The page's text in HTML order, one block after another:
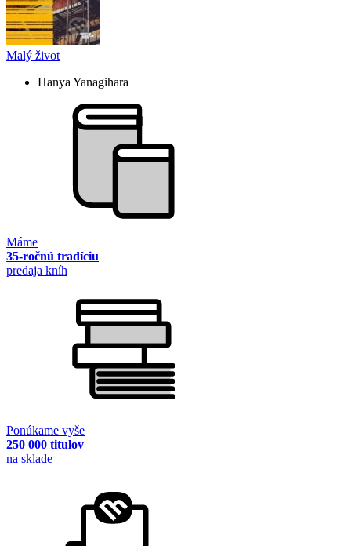
Malý život
Hanya Yanagihara
Máme
35-ročnú tradíciu
predaja kníh
Ponúkame vyše
250 000 titulov
na sklade